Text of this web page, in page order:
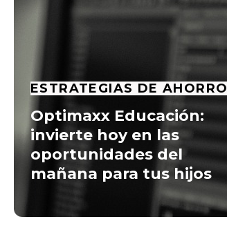
ESTRATEGIAS DE AHORRO
Optimaxx Educación:
invierte hoy en las
oportunidades del
mañana para tus hijos